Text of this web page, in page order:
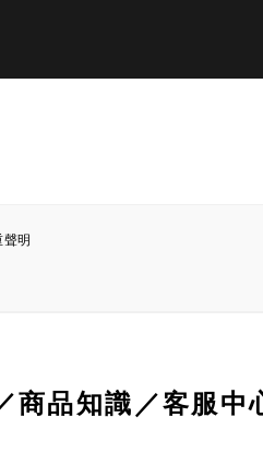
明
商品知識／客服中